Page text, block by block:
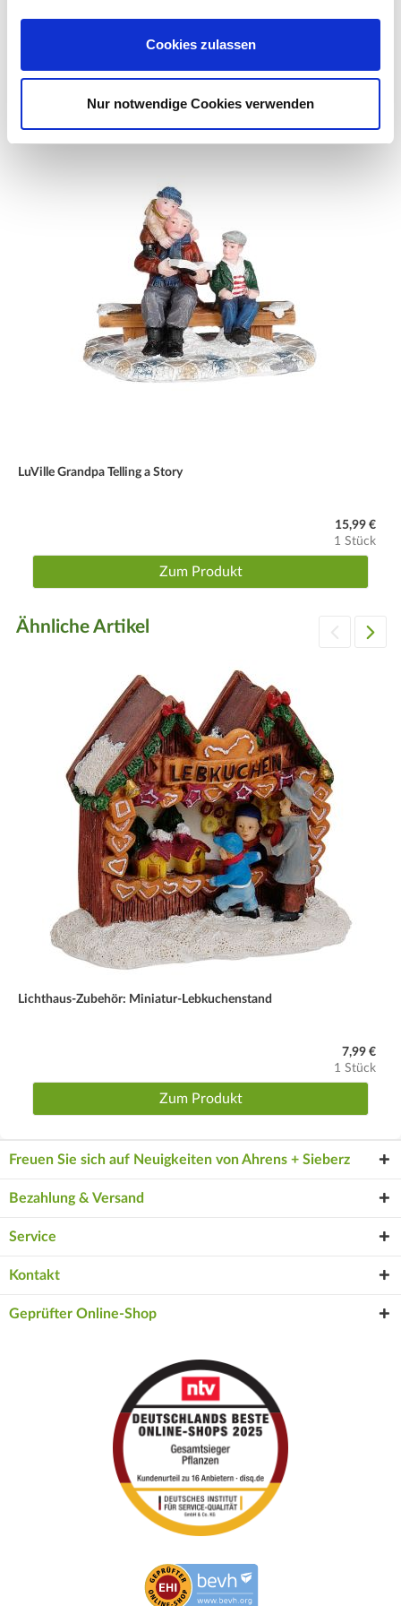
Cookies zulassen
Nur notwendige Cookies verwenden
Zubehör Produkte
LuVille Grandpa Telling a Story
15,99 €
1 Stück
Zum Produkt
Ähnliche Artikel
Lichthaus-Zubehör: Miniatur-Lebkuchenstand
7,99 €
1 Stück
Zum Produkt
Freuen Sie sich auf Neuigkeiten von Ahrens + Sieberz
Bezahlung & Versand
Service
Kontakt
Geprüfter Online-Shop